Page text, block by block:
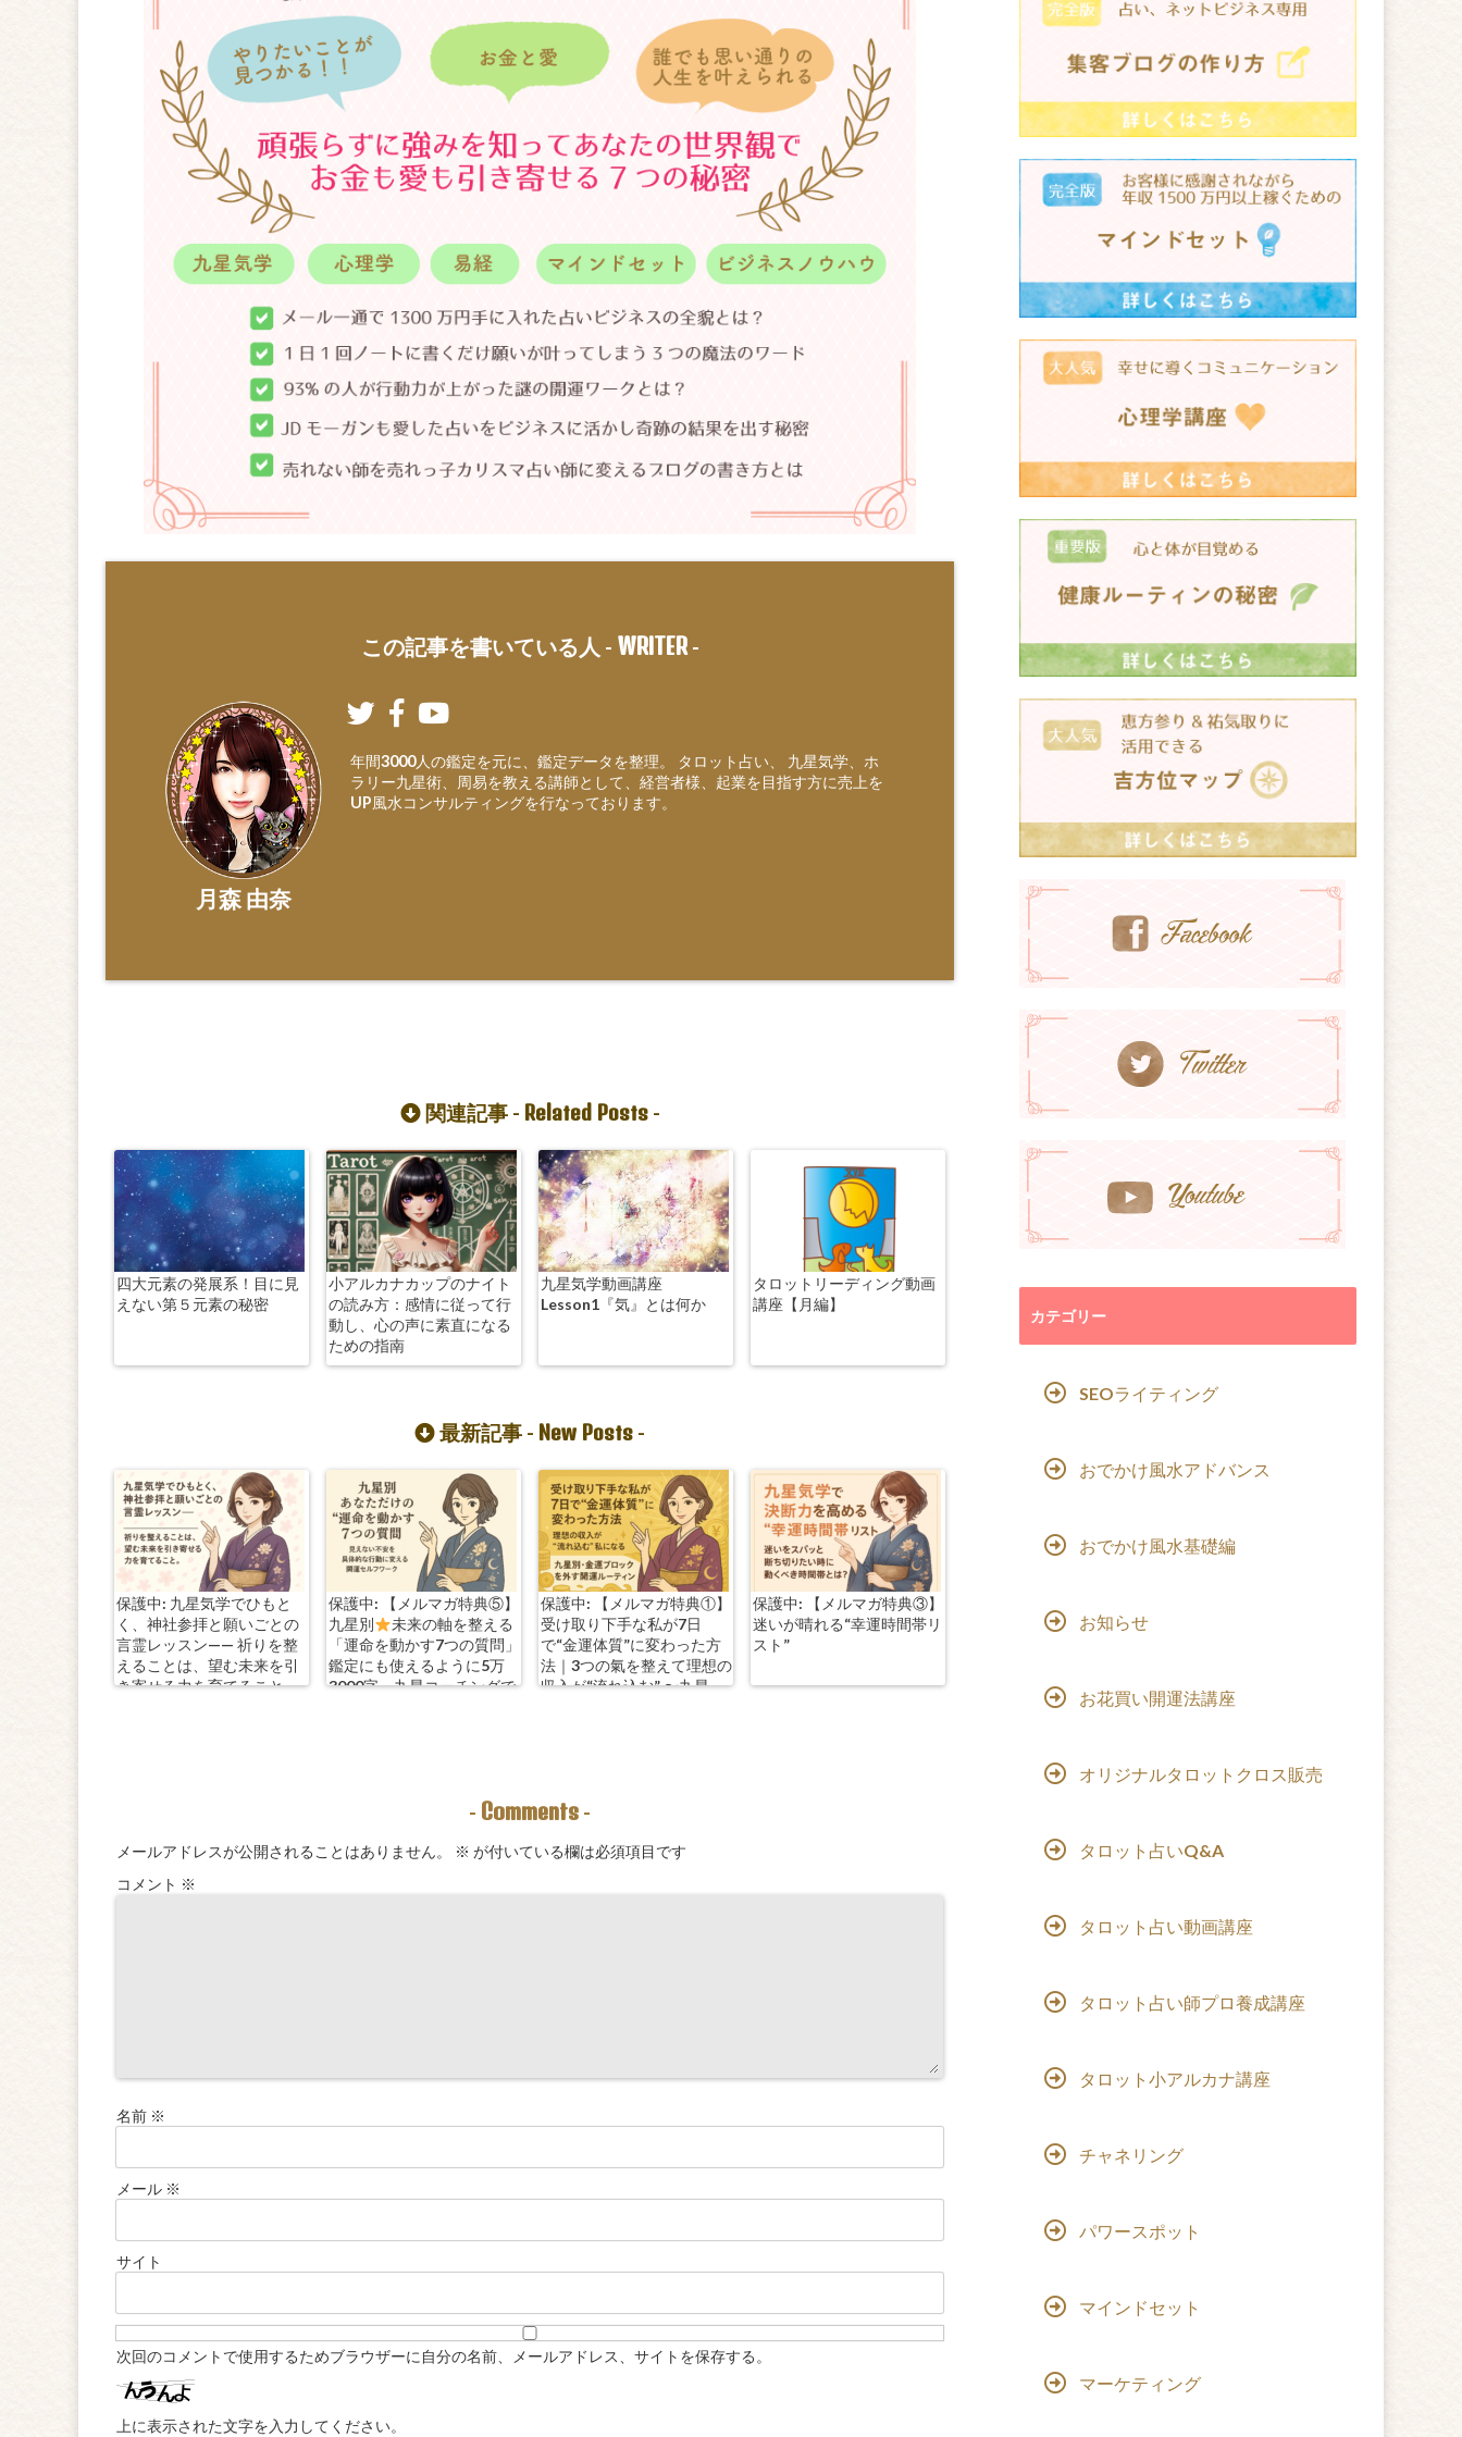
この記事を書いている人 - WRITER-
月森 由奈
年間3000人の鑑定を元に、鑑定データを整理。 タロット占い、 九星気学、ホ
ラリー九星術、周易を教える講師として、経営者様、起業を目指す方に売上を
UP風水コンサルティングを行なっております。
関連記事 - Related Posts-
四大元素の発展系！目に見
えない第５元素の秘密
小アルカナカップのナイト
の読み方：感情に従って行
動し、心の声に素直になる
ための指南
九星気学動画講座
Lesson1『気』とは何か
タロットリーディング動画
講座【月編】
最新記事 - New Posts -
保護中: 九星気学でひもと
く、神社参拝と願いごとの
言霊レッスン—— 祈りを整
えることは、望む未来を引
き寄せる力を育てること。
保護中: 【メルマガ特典⑤】
九星別
未来の軸を整える
「運命を動かす7つの質問」
鑑定にも使えるように5万
3000字。九星コーチングで
保護中: 【メルマガ特典①】
受け取り下手な私が7日
で“金運体質”に変わった方
法｜3つの氣を整えて理想の
収入が“流れ込む” 〜九星
保護中: 【メルマガ特典③】
迷いが晴れる“幸運時間帯リ
スト”
- Comments -
メールアドレスが公開されることはありません。 ※ が付いている欄は必須項目です
コメント ※
名前 ※
メール ※
サイト
次回のコメントで使用するためブラウザーに自分の名前、メールアドレス、サイトを保存する。
上に表示された文字を入力してください。
カテゴリー
SEOライティング
おでかけ風水アドバンス
おでかけ風水基礎編
お知らせ
お花買い開運法講座
オリジナルタロットクロス販売
タロット占いQ&A
タロット占い動画講座
タロット占い師プロ養成講座
タロット小アルカナ講座
チャネリング
パワースポット
マインドセット
マーケティング